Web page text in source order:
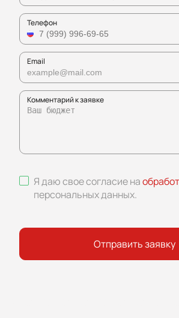
Телефон
Email
Комментарий к заявке
Я даю свое согласие на
персональных данных.
Отправить заявку